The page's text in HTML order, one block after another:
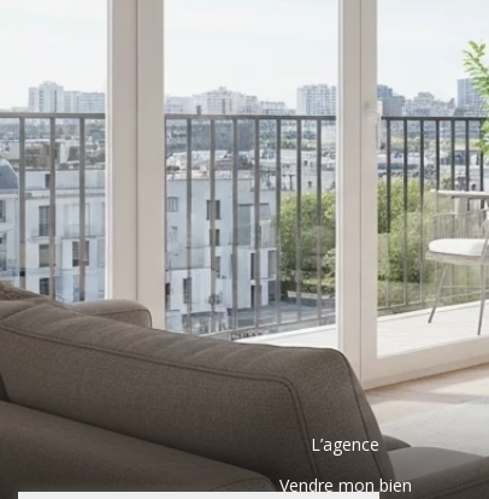
L’agence
Vendre mon bien